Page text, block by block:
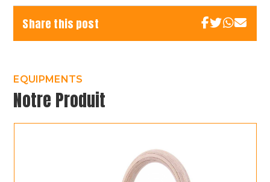
Share this post
EQUIPMENTS
Notre Produit